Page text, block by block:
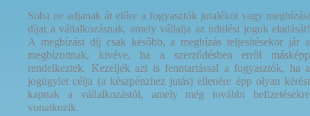
Soha ne adjanak át előre a fogyasztók jutalékot vagy megbízási
díjat a vállalkozásnak, amely vállalja az üdülési joguk eladását!
A megbízási díj csak később, a megbízás teljesítésekor jár a
megbízottnak, kivéve, ha a szerződésben erről másképp
rendelkeztek. Kezeljék azt is fenntartással a fogyasztók, ha a
jogügylet célja (a készpénzhez jutás) ellenére épp olyan kérést
kapnak a vállalkozástól, amely még további befizetésekre
vonatkozik.